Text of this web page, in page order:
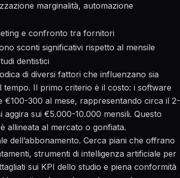
marginalità, automazione
e confronto tra fornitori
sconti significativi rispetto al mensile
dentistici
di diversi fattori che influenzano sia
tempo. Il primo criterio è il costo: i software
€100-300 al mese, rappresentando circa il 2-
sui €5.000-10.000 mensili. Questo
allineata al mercato o gonfiata.
dell’abbonamento. Cerca piani che offrano
strumenti di intelligenza artificiale per
sui KPI dello studio e piena conformità